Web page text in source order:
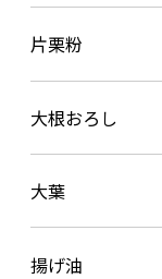
片栗粉
大根おろし
大葉
揚げ油